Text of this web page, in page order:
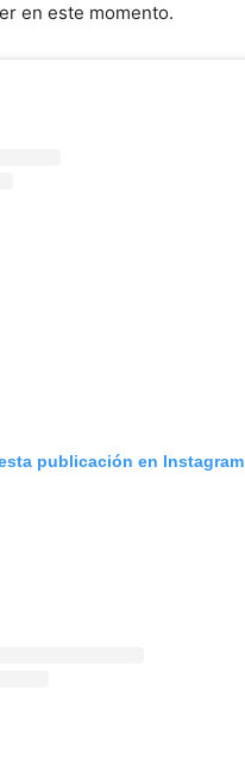
en este momento.
publicación en Instagram